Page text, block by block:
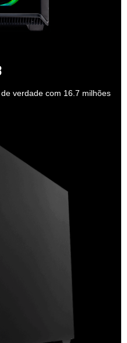
verdade com 16.7 milhões